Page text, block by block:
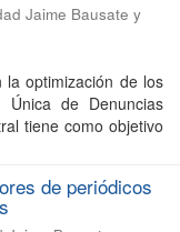
Jaime Bausate y
optimización de los
de Denuncias
tiene como objetivo
de periódicos